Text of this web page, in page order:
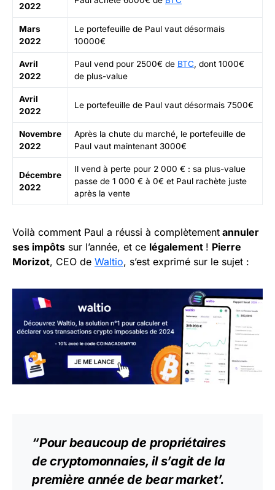
2022
Mars
2022
Le portefeuille de Paul vaut désormais
10000€
Avril
2022
Paul vend pour 2500€ de BTC , dont 1000€
de plus-value
Avril
2022
Le portefeuille de Paul vaut désormais 7500€
Novembre
2022
Après la chute du marché, le portefeuille de
Paul vaut maintenant 3000€
Décembre
2022
Il vend à perte pour 2 000 € : sa plus-value
passe de 1 000 € à 0€ et Paul rachète juste
après la vente
Voilà comment Paul a réussi à complètement annuler
ses impôts sur l’année, et ce légalement ! Pierre
Morizot, CEO de Waltio, s’est exprimé sur le sujet :
“Pour beaucoup de propriétaires
de cryptomonnaies, il s’agit de la
première année de bear market’.